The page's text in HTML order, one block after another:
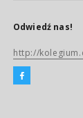
Odwiedź nas!
http://